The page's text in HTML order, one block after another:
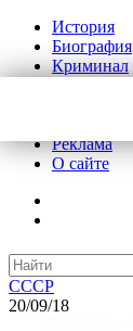
История
Биография
Криминал
Реклама
О сайте
СССР
20/09/18